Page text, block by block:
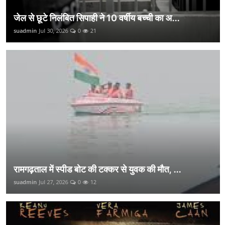
जेल से छूटे निलंबित सिपाही ने 10 वर्षीय बच्ची का अ...
suadmin Jul 30, 2026 0 21
रामगढ़ताल में स्पीड बोट की टक्कर से युवक की मौत, ...
suadmin Jul 27, 2026 0 12